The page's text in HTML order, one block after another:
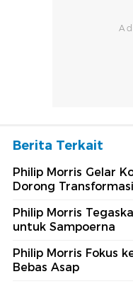
Berita Terkait
Philip Morris Gelar
Dorong
Philip Morris
untuk Sampoerna
Philip Morris Fokus
Bebas Asap